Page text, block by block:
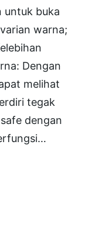
untuk buka
warna;
Dengan
melihat
tegak
dengan